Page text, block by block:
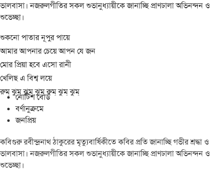
ভালবাসা। নজরুলগীতির সকল শুভানুধ্যায়ীকে জানাচ্ছি প্রাণঢালা অভিনন্দন ও
শুভেচ্ছা।
শুকনো পাতার নূপুর পায়ে
আমার আপনার চেয়ে আপন যে জন
মোর প্রিয়া হবে এসো রানী
খেলিছ এ বিশ্ব লয়ে
রুম্ ঝুম্ ঝুম্ ঝুম্ রুম্ ঝুম্ ঝুম্
নোটিশ বোর্ড
বর্ণানুক্রমে
জনপ্রিয়
কবিগুরু রবীন্দ্রনাথ ঠাকুরের মৃত্যুবার্ষিকীতে কবির প্রতি জানাচ্ছি গভীর শ্রদ্ধা ও
ভালবাসা। নজরুলগীতির সকল শুভানুধ্যায়ীকে জানাচ্ছি প্রাণঢালা অভিনন্দন ও
শুভেচ্ছা।